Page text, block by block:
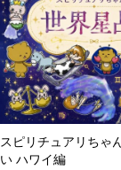
スピリチュアリちゃ
い ハワイ編